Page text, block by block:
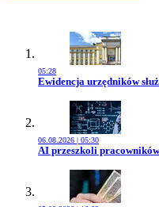
05:28
Przejdź do artykułu:
Ewidencja urzędników
06.08.2026 | 05:30
Przejdź do artykułu:
AI przeszkoli